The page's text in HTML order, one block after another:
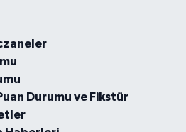
Durumu ve Fikstür